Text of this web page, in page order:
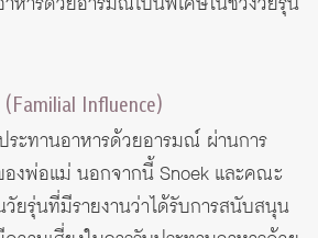
Influence)
ระทานอาหารด้วยอารมณ์ ผ่านการ
องพ่อแม่ นอกจากนี้ Snoek และคณะ
วัยรุ่นที่มีรายงานว่าได้รับการสนับสนุน